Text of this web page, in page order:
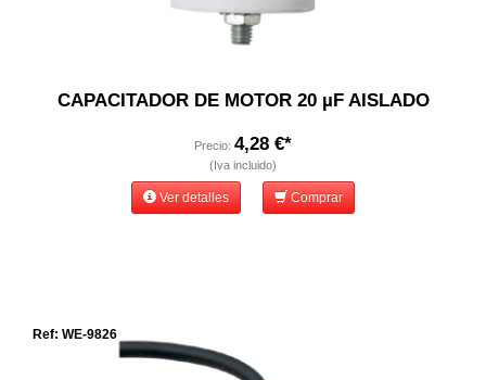
CAPACITADOR DE MOTOR 20 µF AISLADO
Precio: 4,28 €*
(Iva incluido)
Ver detalles Comprar
Ref: WE-9826